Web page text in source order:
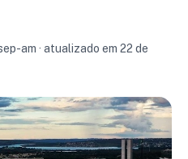
am · atualizado em 22 de